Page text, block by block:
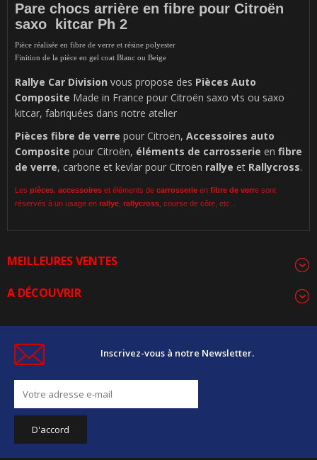
Pare chocs arrière en fibre pour Citroën
saxo kitcar Ph 2
Pièce réalisée en fibre de verre et résine polyester
Finition de la pièce en gel coat Blanc ou Beige
Rallye Car Division vous propose des Pièces Auto
Composite Made in France pour Citroën saxo vts ou saxo
kitcar, fabriquées dans notre atelier
Pièces fibre de verre pour Citroën, Accessoires auto
Composite pour Citroën, éléments de carrosserie en fibre
de verre, carbone et kevlar pour Citroën rallye et Rallycross.
Les pièces accessoires et éléments de carrosserie en fibre de verre sont
réservés à un usage en rallye rallycross , course de côte, etc...
MEILLEURES VENTES
A DÉCOUVRIR
Inscrivez-vous à notre Newsletter.